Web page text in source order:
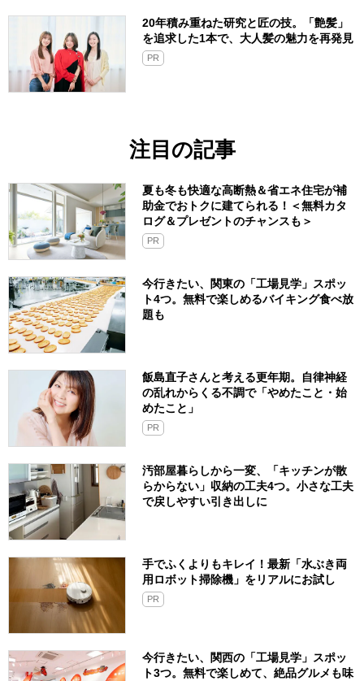
20年積み重ねた研究と匠の技。「艶髪」
を追求した1本で、大人髪の魅力を再発見
PR
注目の記事
夏も冬も快適な高断熱＆省エネ住宅が補
助金でおトクに建てられる！＜無料カタ
ログ＆プレゼントのチャンスも＞
PR
今行きたい、関東の「工場見学」スポッ
ト4つ。無料で楽しめるバイキング食べ放
題も
飯島直子さんと考える更年期。自律神経
の乱れからくる不調で「やめたこと・始
めたこと」
PR
汚部屋暮らしから一変、「キッチンが散
らからない」収納の工夫4つ。小さな工夫
で戻しやすい引き出しに
手でふくよりもキレイ！最新「水ぶき両
用ロボット掃除機」をリアルにお試し
PR
今行きたい、関西の「工場見学」スポッ
ト3つ。無料で楽しめて、絶品グルメも味